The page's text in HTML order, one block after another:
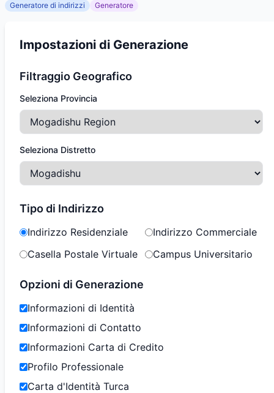
Generatore di indirizzi Generatore
Impostazioni di Generazione
Filtraggio Geografico
Seleziona Provincia
Seleziona Distretto
Tipo di Indirizzo
Indirizzo Residenziale
Indirizzo Commerciale
Casella Postale Virtuale
Campus Universitario
Opzioni di Generazione
Informazioni di Identità
Informazioni di Contatto
Informazioni Carta di Credito
Profilo Professionale
Carta d'Identità Turca